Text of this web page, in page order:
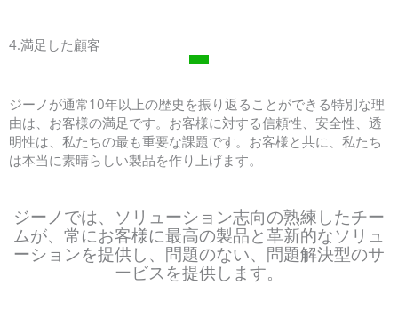
4.満足した顧客
ジーノが通常10年以上の歴史を振り返ることができる特別な理
由は、お客様の満足です。お客様に対する信頼性、安全性、透
明性は、私たちの最も重要な課題です。お客様と共に、私たち
は本当に素晴らしい製品を作り上げます。
ジーノでは、ソリューション志向の熟練したチー
ムが、常にお客様に最高の製品と革新的なソリュ
ーションを提供し、問題のない、問題解決型のサ
ービスを提供します。